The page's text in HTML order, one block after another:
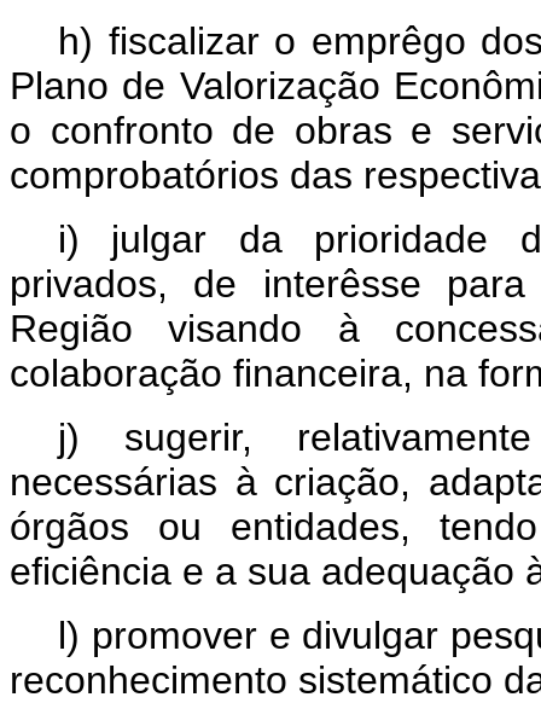
h) fiscalizar o emprêgo
Plano de Valorização
o confronto de obras e
comprobatórios das
i) julgar da prioridade
privados, de interêsse
Região visando à
colaboração financeira, na
j) sugerir,
necessárias à criação,
órgãos ou entidades,
eficiência e a sua adequação
l) promover e divulgar
reconhecimento sistemático